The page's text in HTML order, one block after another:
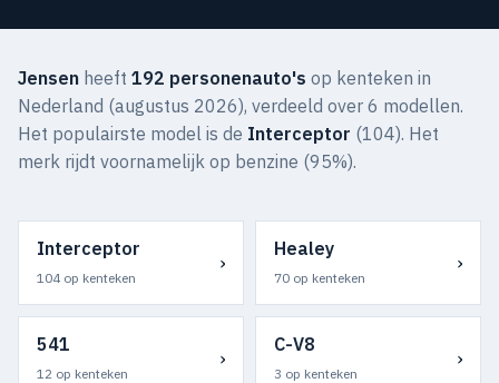
Jensen heeft 192 personenauto's op kenteken in
Nederland (augustus 2026), verdeeld over 6 modellen.
Het populairste model is de Interceptor (104). Het
merk rijdt voornamelijk op benzine (95%).
Interceptor
104 op kenteken
›
Healey
70 op kenteken
›
541
12 op kenteken
›
C-V8
3 op kenteken
›